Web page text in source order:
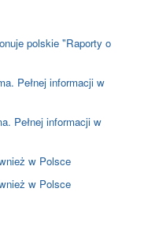
polskie "Raporty o
Pełnej informacji w
Pełnej informacji w
w Polsce
w Polsce